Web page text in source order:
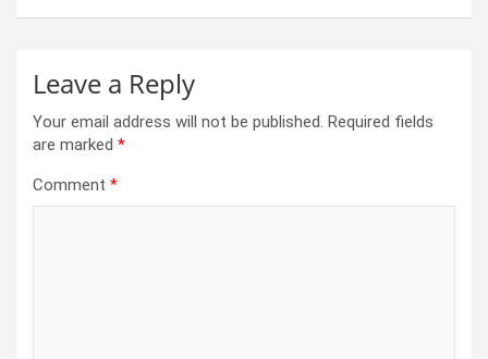
Leave a Reply
Your email address will not be published. Required fields
are marked *
Comment *